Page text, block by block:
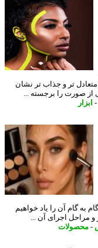
تر و جذاب تر نشان
را برجسته ...
آن را یاد خواهیم
اجرای آن ...